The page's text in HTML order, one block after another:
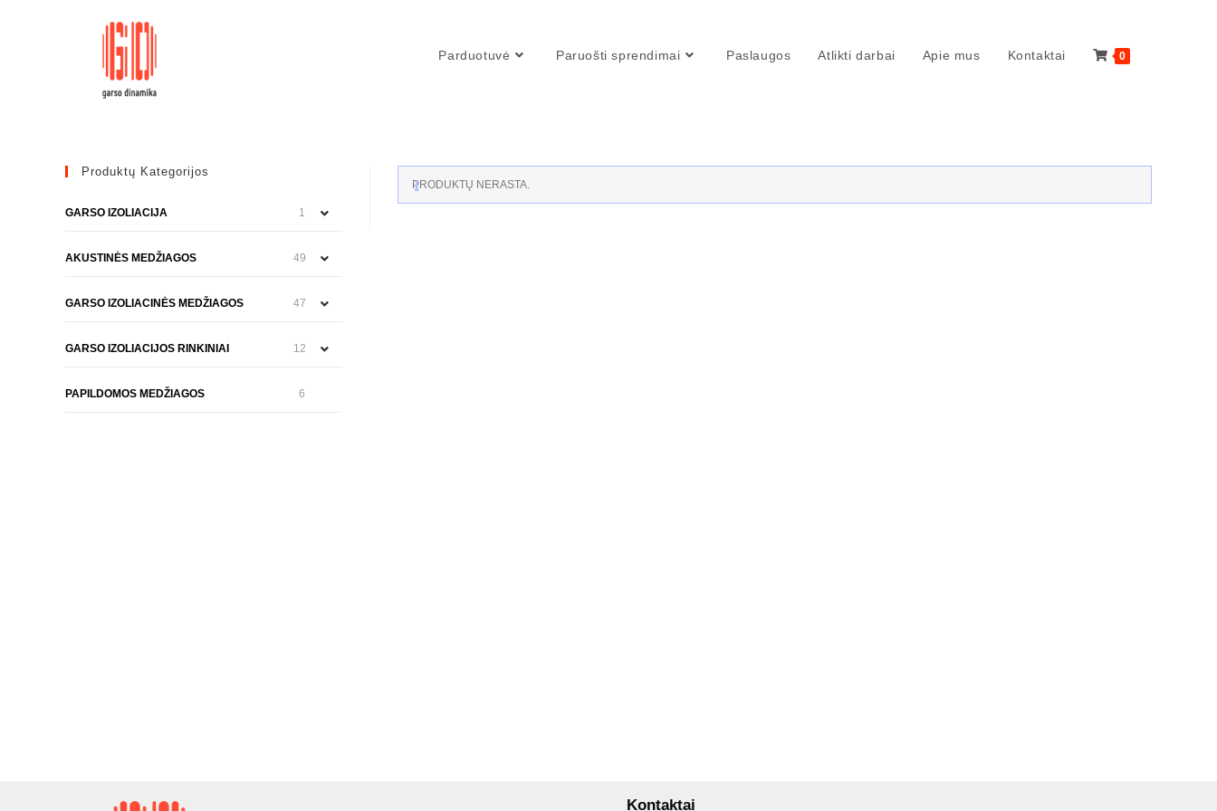
Parduotuvė Paruošti sprendimai Paslaugos Atlikti darbai Apie mus Kontaktai 0
Produktų Kategorijos
GARSO IZOLIACIJA 1
AKUSTINĖS MEDŽIAGOS 49
GARSO IZOLIACINĖS MEDŽIAGOS 47
GARSO IZOLIACIJOS RINKINIAI 12
PAPILDOMOS MEDŽIAGOS 6
PRODUKTŲ NERASTA.
Kontaktai